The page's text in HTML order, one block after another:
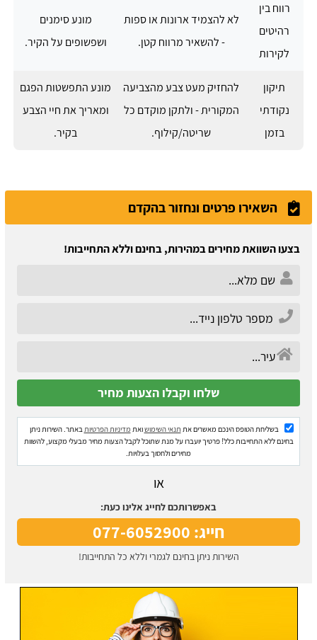
רווח בין
רהיטים
לקירות
לא להצמיד ארונות או ספות
- להשאיר מרווח קטן.
מונע סימנים
ושפשופים על הקיר.
תיקון
נקודתי
בזמן
להחזיק מעט צבע מהצביעה
המקורית - ולתקן מוקדם כל
שריטה/קילוף.
מונע התפשטות הפגם
ומאריך את חיי הצבע
בקיר.
השאירו פרטים ונחזור בהקדם
בצעו השוואת מחירים במהירות, בחינם וללא התחייבות!
בשליחת הטופס הינכם מאשרים את תנאי השימושואת מדיניות הפרטיותבאתר. השירות ניתן
בחינם ללא התחייבות כלל! פרטיך יועברו על מנת שתוכל לקבל הצעות מחיר מבעלי מקצוע, להשוות
מחירים ולחסוך בעלויות.
או
באפשרותכם לחייג אלינו כעת:
חייג: 077-6052900
השירות ניתן בחינם לגמרי וללא כל התחייבות!